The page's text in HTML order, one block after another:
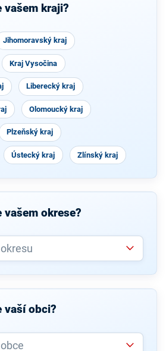
vašem kraji?
Jihomoravský kraj
Kraj Vysočina
Liberecký kraj
Olomoucký kraj
Plzeňský kraj
Ústecký kraj Zlínský kraj
okrese?
vaší obci?